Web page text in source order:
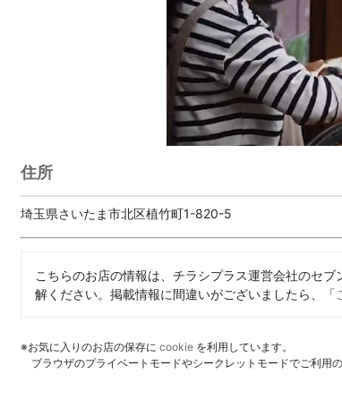
住所
埼玉県さいたま市北区植竹町1-820-5
こちらのお店の情報は、チラシプラス運営会社のセ
解ください。掲載情報に間違いがございましたら、「
※お気に入りのお店の保存に cookie を利用しています。
ブラウザのプライベートモードやシークレットモードでご利用